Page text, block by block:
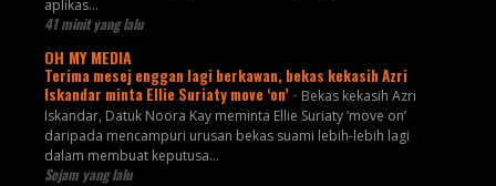
aplikas...
41 minit yang lalu
OH MY MEDIA
Terima mesej enggan lagi berkawan, bekas kekasih Azri
Iskandar minta Ellie Suriaty move ‘on’ - Bekas kekasih Azri
Iskandar, Datuk Noora Kay meminta Ellie Suriaty ‘move on’
daripada mencampuri urusan bekas suami lebih-lebih lagi
dalam membuat keputusa...
Sejam yang lalu